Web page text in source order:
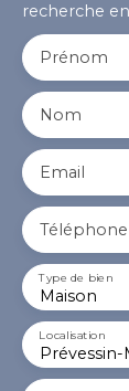
recherche
Prénom
Nom
Email
Téléphone
Maison
Type de bien
Prévessin-
Localisation